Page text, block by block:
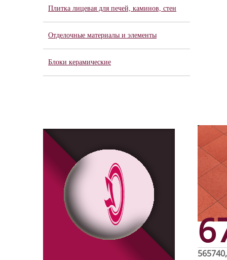
Плитка лицевая для печей, каминов, стен
Отделочные материалы и элементы
Блоки керамические